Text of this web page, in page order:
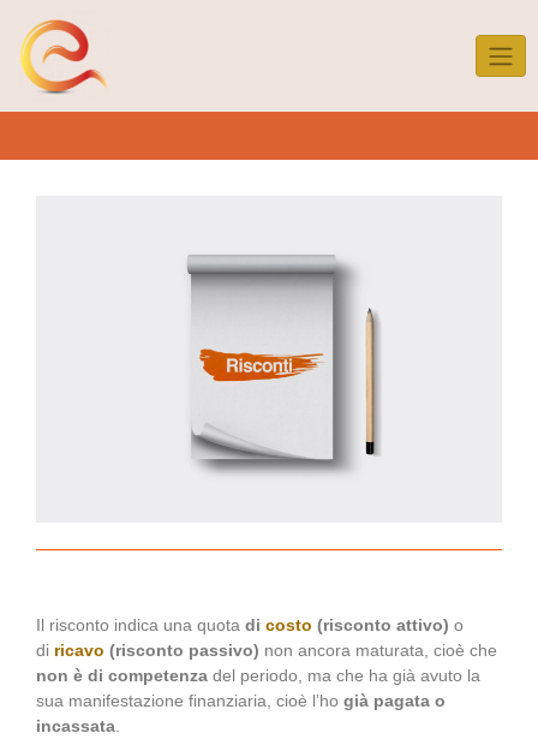
Il risconto indica una quota di costo (risconto attivo) o
di ricavo (risconto passivo) non ancora maturata, cioè che
non è di competenza del periodo, ma che ha già avuto la
sua manifestazione finanziaria, cioè l’ho già pagata o
incassata